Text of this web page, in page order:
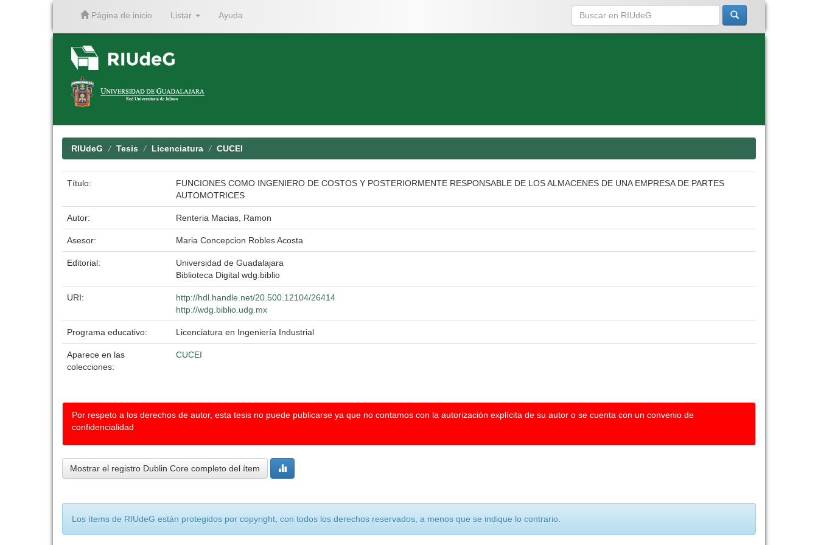
Página de inicio Listar Ayuda
RIUdeG Tesis Licenciatura CUCEI
Título:
FUNCIONES COMO INGENIERO DE COSTOS Y POSTERIORMENTE RESPONSABLE DE LOS ALMACENES DE UNA EMPRESA DE PARTES
AUTOMOTRICES
Autor: Renteria Macias, Ramon
Asesor: Maria Concepcion Robles Acosta
Editorial:
Universidad de Guadalajara
Biblioteca Digital wdg.biblio
URI:
http://hdl.handle.net/20.500.12104/26414
http://wdg.biblio.udg.mx
Programa educativo: Licenciatura en Ingeniería Industrial
Aparece en las
colecciones:
CUCEI
Por respeto a los derechos de autor, esta tesis no puede publicarse ya que no contamos con la autorización explícita de su autor o se cuenta con un convenio de
confidencialidad
Mostrar el registro Dublin Core completo del ítem
Los ítems de RIUdeG están protegidos por copyright, con todos los derechos reservados, a menos que se indique lo contrario.